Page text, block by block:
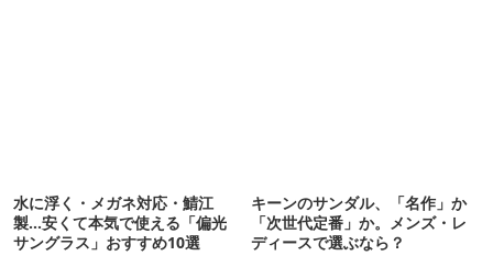
水に浮く・メガネ対応・鯖江
製…安くて本気で使える「偏光
サングラス」おすすめ10選
キーンのサンダル、「名作」か
「次世代定番」か。メンズ・レ
ディースで選ぶなら？